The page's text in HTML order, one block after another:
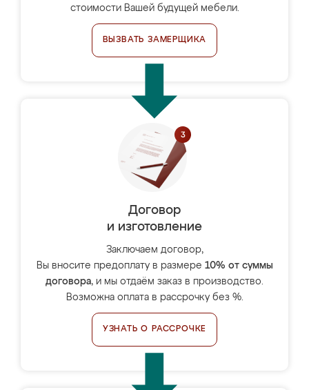
стоимости Вашей будущей мебели.
ВЫЗВАТЬ ЗАМЕРЩИКА
Договор
и изготовление
Заключаем договор,
Вы вносите предоплату в размере 10% от суммы
договора, и мы отдаём заказ в производство.
Возможна оплата в рассрочку без %.
УЗНАТЬ О РАССРОЧКЕ